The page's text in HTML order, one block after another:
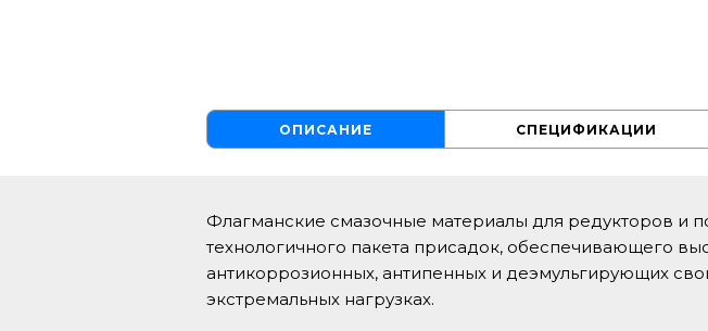
ОПИСАНИЕ СПЕЦИФИКАЦИИ
Флагманские смазочные материалы для редукторов
технологичного пакета присадок, обеспечивающего
антикоррозионных, антипенных и деэмульгирующих
экстремальных нагрузках.